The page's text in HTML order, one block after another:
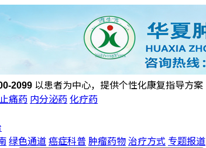
2099 以患者为中心，提供个性化康复指导方案
止痛药 内分泌药 化疗药
绿色通道癌症科普肿瘤药物治疗方式 专题报道